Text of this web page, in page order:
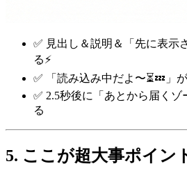
✅ 見出し＆説明＆「先に表示
る⚡
✅ 「読み込み中だよ〜⏳💤」
✅ 2.5秒後に「あとから届く
る
5. ここが超大事ポイン